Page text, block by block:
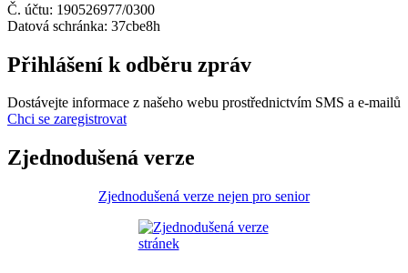
Č. účtu: 190526977/0300
Datová schránka: 37cbe8h
Přihlášení k odběru zpráv
Dostávejte informace z našeho webu prostřednictvím SMS a e-mailů
Chci se zaregistrovat
Zjednodušená verze
Zjednodušená verze nejen pro senior